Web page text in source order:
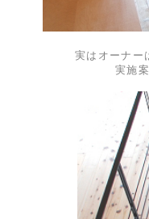
実はオーナー
実施